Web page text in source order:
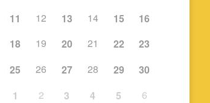
11 12 13 14 15
16
18 19 20 21 22
23
25 26 27 28 29
30
1 2 3 4 5 6